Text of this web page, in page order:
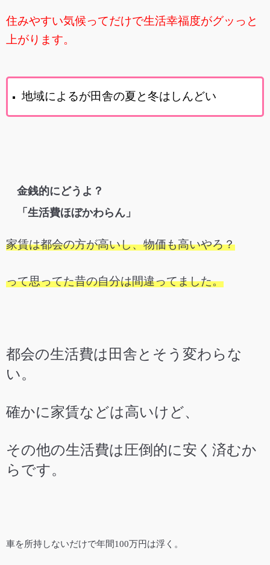
住みやすい気候ってだけで生活幸福度がグッっと
上がります。
地域によるが田舎の夏と冬はしんどい
金銭的にどうよ？
「生活費ほぼかわらん」
家賃は都会の方が高いし、物価も高いやろ？
って思ってた昔の自分は間違ってました。
都会の生活費は田舎とそう変わらな
い。
確かに家賃などは高いけど、
その他の生活費は圧倒的に安く済むか
らです。
車を所持しないだけで年間100万円は浮く。